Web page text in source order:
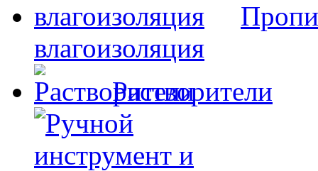
влагоизоляция
Растворители